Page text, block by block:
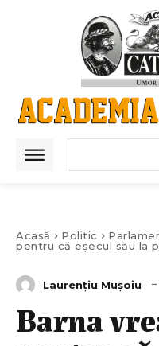
Acasă Politic
pentru că eșecul său la
Laurenţiu Muşoiu
Barna